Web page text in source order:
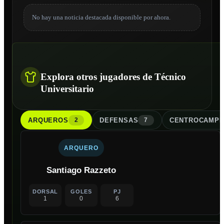
No hay una noticia destacada disponible por ahora.
Explora otros jugadores de Técnico
Universitario
ARQUEROS 2 DEFENSAS 7
ARQUERO
Santiago Razzeto
DORSAL
1
GOLES
0
PJ
6